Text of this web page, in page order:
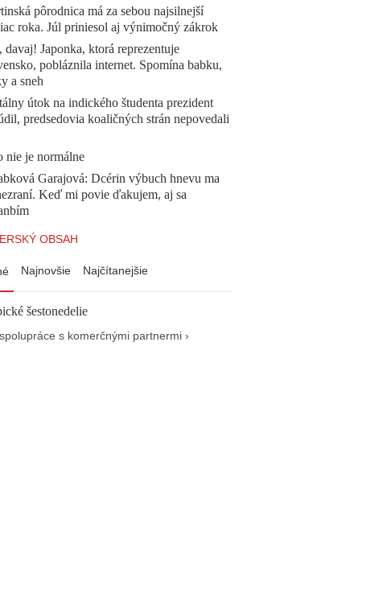
pôrodnica má za sebou najsilnejší
roka. Júl priniesol aj výnimočný zákrok
davaj! Japonka, ktorá reprezentuje
pobláznila internet. Spomína babku,
a sneh
útok na indického študenta prezident
predsedovia koaličných strán nepovedali
nie je normálne
Garajová: Dcérin výbuch hnevu ma
Keď mi povie ďakujem, aj sa
OBSAH
Najnovšie Najčítanejšie
šestonedelie
s komerčnými partnermi ›